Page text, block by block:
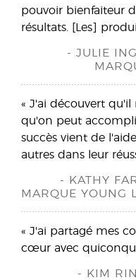
pouvoir bienfaiteur
résultats. [Les]
- JULIE
« J'ai découvert
qu'on peut
succès vient de
autres dans leur
- KATHY
MARQUE YOUNG
« J'ai partagé mes
cœur avec
- KIM